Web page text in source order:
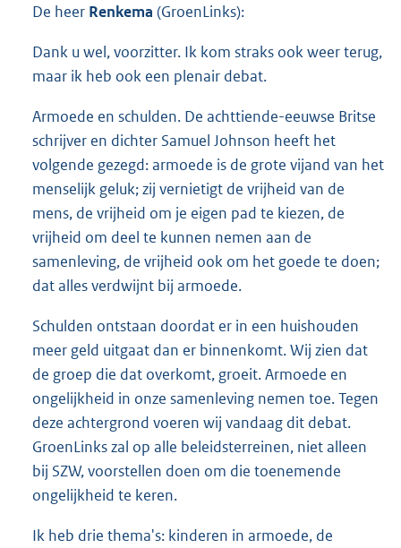
De heer Renkema (GroenLinks):
Dank u wel, voorzitter. Ik kom straks ook weer terug,
maar ik heb ook een plenair debat.
Armoede en schulden. De achttiende-eeuwse Britse
schrijver en dichter Samuel Johnson heeft het
volgende gezegd: armoede is de grote vijand van het
menselijk geluk; zij vernietigt de vrijheid van de
mens, de vrijheid om je eigen pad te kiezen, de
vrijheid om deel te kunnen nemen aan de
samenleving, de vrijheid ook om het goede te doen;
dat alles verdwijnt bij armoede.
Schulden ontstaan doordat er in een huishouden
meer geld uitgaat dan er binnenkomt. Wij zien dat
de groep die dat overkomt, groeit. Armoede en
ongelijkheid in onze samenleving nemen toe. Tegen
deze achtergrond voeren wij vandaag dit debat.
GroenLinks zal op alle beleidsterreinen, niet alleen
bij SZW, voorstellen doen om die toenemende
ongelijkheid te keren.
Ik heb drie thema's: kinderen in armoede, de